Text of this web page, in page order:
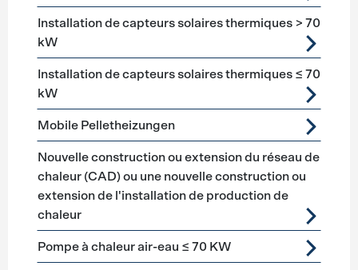
Installation de capteurs solaires thermiques > 70
kW
Installation de capteurs solaires thermiques ≤ 70
kW
Mobile Pelletheizungen
Nouvelle construction ou extension du réseau de
chaleur (CAD) ou une nouvelle construction ou
extension de l'installation de production de
chaleur
Pompe à chaleur air-eau ≤ 70 KW